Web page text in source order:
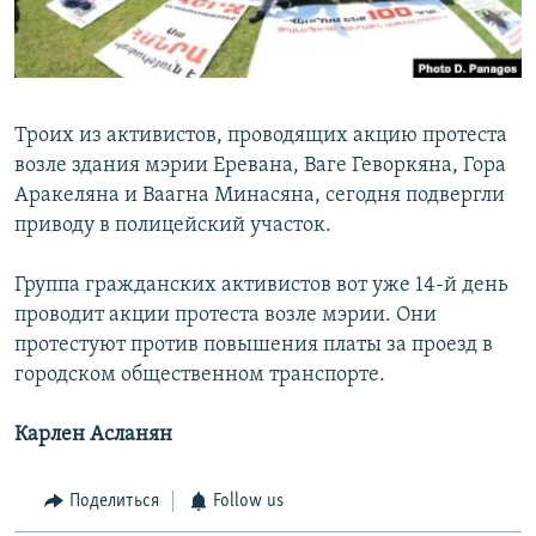
Հայերեն
English
Русский
Все сайты Радио Азатутюн
Троих из активистов, проводящих акцию протеста
возле здания мэрии Еревана, Ваге Геворкяна, Гора
Аракеляна и Ваагна Минасяна, сегодня подвергли
приводу в полицейский участок.
Группа гражданских активистов вот уже 14-й день
проводит акции протеста возле мэрии. Они
протестуют против повышения платы за проезд в
городском общественном транспорте.
Карлен Асланян
Поделиться Follow us